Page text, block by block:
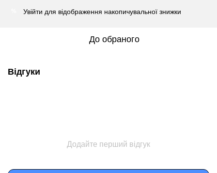
Увійти для відображення накопичувальної знижки
До обраного
Відгуки
Додайте перший відгук